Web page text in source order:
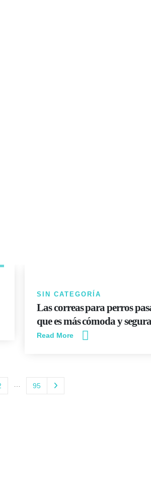
SIN CATEGORÍA
Las correas para perros
que es más cómoda y
Read More
95